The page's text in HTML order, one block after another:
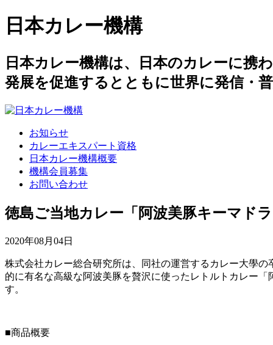
日本カレー機構
日本カレー機構は、日本のカレーに携
発展を促進するとともに世界に発信・
お知らせ
カレーエキスパート資格
日本カレー機構概要
機構会員募集
お問い合わせ
徳島ご当地カレー「阿波美豚キーマド
2020年08月04日
株式会社カレー総合研究所は、同社の運営するカレー大學
的に有名な高級な阿波美豚を贅沢に使ったレトルトカレー
す。
■商品概要